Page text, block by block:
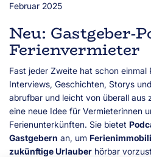
Februar 2025
Neu: Gastgeber-
Ferienvermieter
Fast jeder Zweite hat schon einmal
Interviews, Geschichten, Storys
abrufbar und leicht von überall aus
eine neue Idee für Vermieterinnen
Ferienunterkünften. Sie bietet
Gastgebern an, um
zukünftige Urlauber hörbar